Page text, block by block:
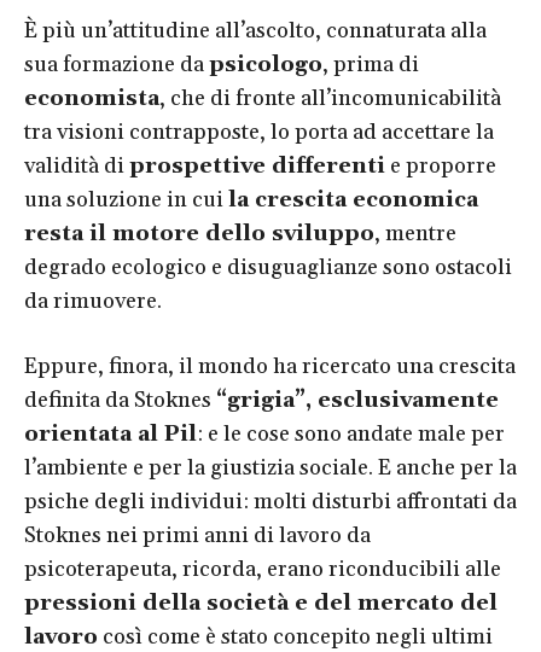
È più un’attitudine all’ascolto, connaturata alla
sua formazione dapsicologo, prima di
economista, che di fronte all’incomunicabilità
tra visioni contrapposte, lo porta ad accettare la
validità diprospettive differenti e proporre
una soluzione in cuila crescita economica
resta il motore dello sviluppo, mentre
degrado ecologico e disuguaglianze sono ostacoli
da rimuovere.
Eppure, finora, il mondo ha ricercato una crescita
definita da Stoknes “grigia”, esclusivamente
orientata al Pil: e le cose sono andate male per
l’ambiente e per la giustizia sociale. E anche per la
psiche degli individui: molti disturbi affrontati da
Stoknes nei primi anni di lavoro da
psicoterapeuta, ricorda, erano riconducibili alle
pressioni della società e del mercato del
lavoro così come è stato concepito negli ultimi